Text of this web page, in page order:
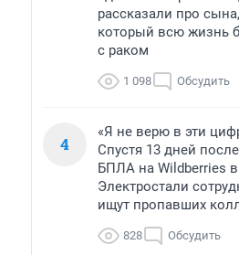
рассказали про сына,
который всю жизнь
с раком
1 098 Обсудить
4
«Я не верю в эти
Спустя 13 дней
БПЛА на Wildberries в
Электростали
ищут пропавших
828 Обсудить